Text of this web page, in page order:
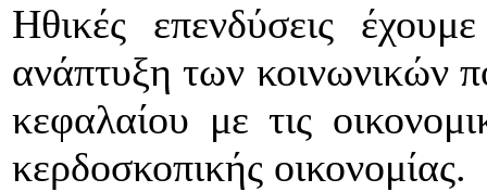
Ηθικές επενδύσεις
ανάπτυξη των κοινωνικών
κεφαλαίου με τις
κερδοσκοπικής οικονομίας.